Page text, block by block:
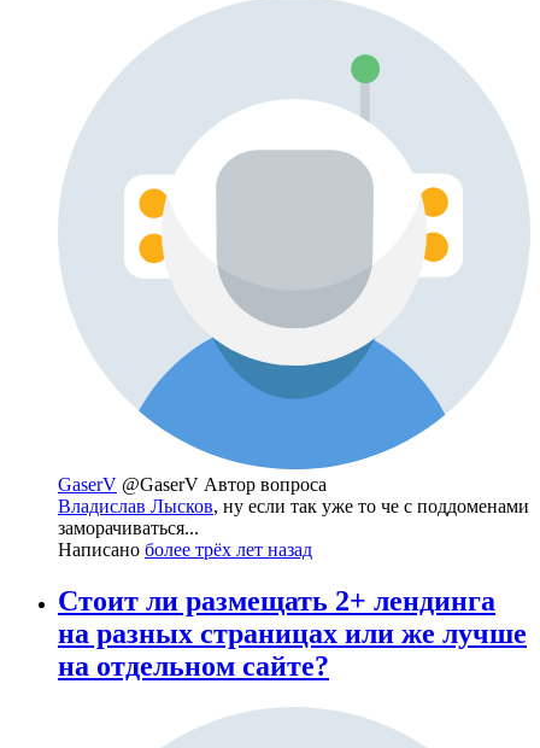
GaserV @GaserV Автор вопроса
Владислав Лысков, ну если так уже то че с поддоменами
заморачиваться...
Написано более трёх лет назад
Стоит ли размещать 2+ лендинга
на разных страницах или же лучше
на отдельном сайте?